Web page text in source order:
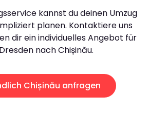
kannst du deinen Umzug
planen. Kontaktiere uns
dir ein individuelles Angebot für
nach Chișinău.
Chișinău anfragen